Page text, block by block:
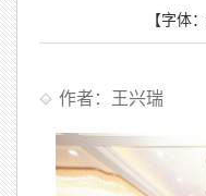
【字体：
作者：王兴瑞